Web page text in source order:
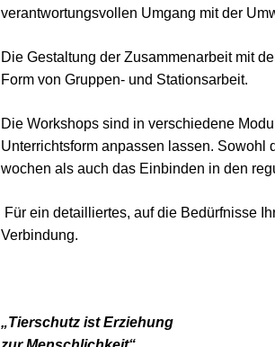
verantwortungsvollen Umgang mit der
Die Gestaltung der Zusammenarbeit mit
Form von Gruppen- und Stationsarbeit.
Die Workshops sind in verschiedene
Unterrichtsform anpassen lassen. Sowohl
wochen als auch das Einbinden in den
Für ein detailliertes, auf die Bedürfnisse
Verbindung.
„Tierschutz ist Erziehung